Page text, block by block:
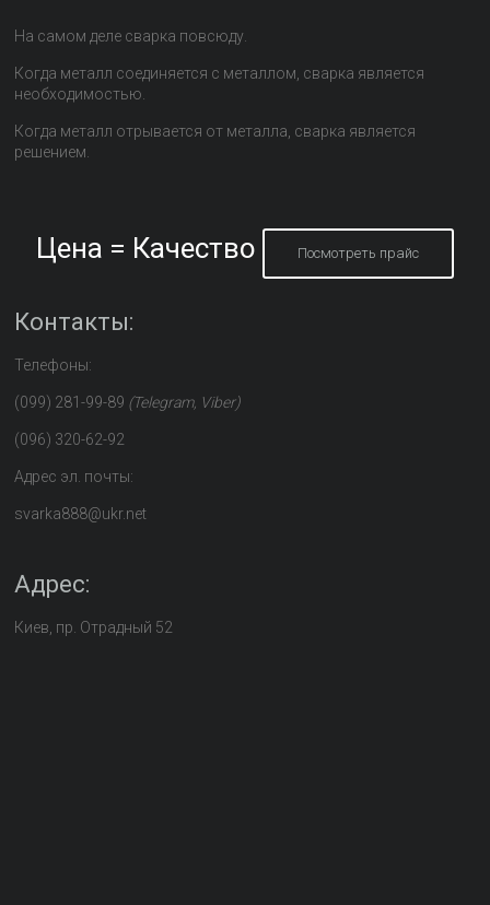
На самом деле сварка повсюду.
Когда металл соединяется с металлом, сварка является
необходимостью.
Когда металл отрывается от металла, сварка является
решением.
Цена = Качество Посмотреть прайс
Контакты:
Телефоны:
(099) 281-99-89 (Telegram, Viber)
(096) 320-62-92
Адрес эл. почты:
svarka888@ukr.net
Адрес:
Киев, пр. Отрадный 52